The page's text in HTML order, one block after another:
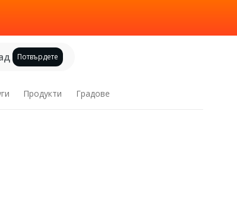
Потвърдете
Продукти Градове